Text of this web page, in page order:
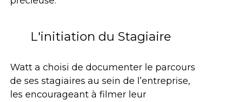
L'initiation du Stagiaire
Watt a choisi de documenter le parcours
de ses stagiaires au sein de l’entreprise,
les encourageant à filmer leur